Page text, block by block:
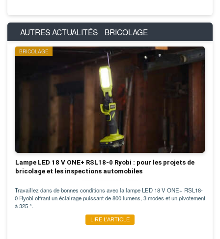
AUTRES ACTUALITÉS BRICOLAGE
BRICOLAGE
Lampe LED 18 V ONE+ RSL18-0 Ryobi : pour les projets de
bricolage et les inspections automobiles
Travaillez dans de bonnes conditions avec la lampe LED 18 V ONE+ RSL18-
0 Ryobi offrant un éclairage puissant de 800 lumens, 3 modes et un pivotement
à 325 °.
LIRE L’ARTICLE